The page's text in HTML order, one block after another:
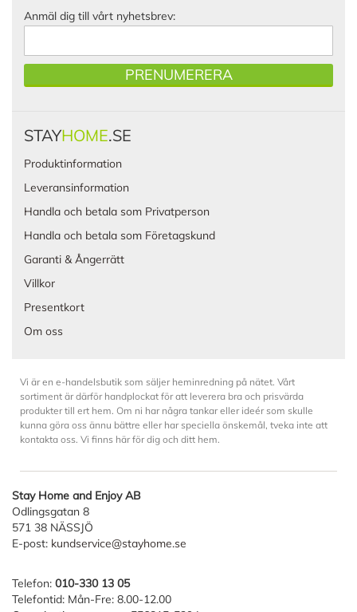
Anmäl dig till vårt nyhetsbrev:
PRENUMERERA
STAYHOME.SE
Produktinformation
Leveransinformation
Handla och betala som Privatperson
Handla och betala som Företagskund
Garanti & Ångerrätt
Villkor
Presentkort
Om oss
Vi är en e-handelsbutik som säljer heminredning på nätet. Vårt
sortiment är därför handplockat för att leverera bra och prisvärda
produkter till ert hem. Om ni har några tankar eller ideér som skulle
kunna göra oss ännu bättre eller har speciella önskemål, tveka inte att
kontakta oss. Vi finns här för dig och ditt hem.
Stay Home and Enjoy AB
Odlingsgatan 8
571 38 NÄSSJÖ
E-post: kundservice@stayhome.se
Telefon: 010-330 13 05
Telefontid: Mån-Fre: 8.00-12.00